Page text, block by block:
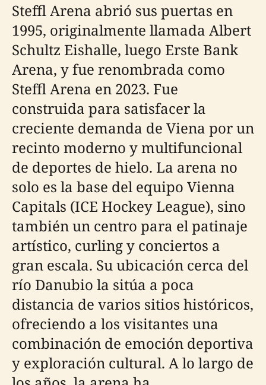
Steffl Arena abrió sus puertas en
1995, originalmente llamada Albert
Schultz Eishalle, luego Erste Bank
Arena, y fue renombrada como
Steffl Arena en 2023. Fue
construida para satisfacer la
creciente demanda de Viena por un
recinto moderno y multifuncional
de deportes de hielo. La arena no
solo es la base del equipo Vienna
Capitals (ICE Hockey League), sino
también un centro para el patinaje
artístico, curling y conciertos a
gran escala. Su ubicación cerca del
río Danubio la sitúa a poca
distancia de varios sitios históricos,
ofreciendo a los visitantes una
combinación de emoción deportiva
y exploración cultural. A lo largo de